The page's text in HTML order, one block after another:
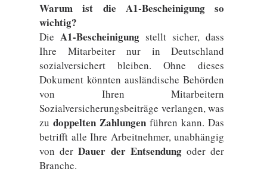
Warum ist die A1-Bescheinigung so
wichtig?
Die A1-Bescheinigung stellt sicher, dass
Ihre Mitarbeiter nur in Deutschland
sozialversichert bleiben. Ohne dieses
Dokument könnten ausländische Behörden
von Ihren Mitarbeitern
Sozialversicherungsbeiträge verlangen, was
zu doppelten Zahlungen führen kann. Das
betrifft alle Ihre Arbeitnehmer, unabhängig
von derDauer der Entsendungoder der
Branche.